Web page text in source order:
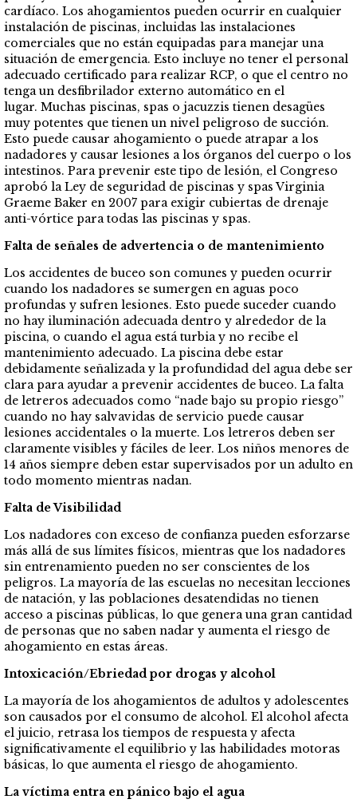
cardíaco. Los ahogamientos pueden ocurrir en cualquier
instalación de piscinas, incluidas las instalaciones
comerciales que no están equipadas para manejar una
situación de emergencia. Esto incluye no tener el personal
adecuado certificado para realizar RCP, o que el centro no
tenga un desfibrilador externo automático en el
lugar. Muchas piscinas, spas o jacuzzis tienen desagües
muy potentes que tienen un nivel peligroso de succión.
Esto puede causar ahogamiento o puede atrapar a los
nadadores y causar lesiones a los órganos del cuerpo o los
intestinos. Para prevenir este tipo de lesión, el Congreso
aprobó la Ley de seguridad de piscinas y spas Virginia
Graeme Baker en 2007 para exigir cubiertas de drenaje
anti-vórtice para todas las piscinas y spas.
Falta de señales de advertencia o de mantenimiento
Los accidentes de buceo son comunes y pueden ocurrir
cuando los nadadores se sumergen en aguas poco
profundas y sufren lesiones. Esto puede suceder cuando
no hay iluminación adecuada dentro y alrededor de la
piscina, o cuando el agua está turbia y no recibe el
mantenimiento adecuado. La piscina debe estar
debidamente señalizada y la profundidad del agua debe ser
clara para ayudar a prevenir accidentes de buceo. La falta
de letreros adecuados como “nade bajo su propio riesgo”
cuando no hay salvavidas de servicio puede causar
lesiones accidentales o la muerte. Los letreros deben ser
claramente visibles y fáciles de leer. Los niños menores de
14 años siempre deben estar supervisados por un adulto en
todo momento mientras nadan.
Falta de Visibilidad
Los nadadores con exceso de confianza pueden esforzarse
más allá de sus límites físicos, mientras que los nadadores
sin entrenamiento pueden no ser conscientes de los
peligros. La mayoría de las escuelas no necesitan lecciones
de natación, y las poblaciones desatendidas no tienen
acceso a piscinas públicas, lo que genera una gran cantidad
de personas que no saben nadar y aumenta el riesgo de
ahogamiento en estas áreas.
Intoxicación/Ebriedad por drogas y alcohol
La mayoría de los ahogamientos de adultos y adolescentes
son causados por el consumo de alcohol. El alcohol afecta
el juicio, retrasa los tiempos de respuesta y afecta
significativamente el equilibrio y las habilidades motoras
básicas, lo que aumenta el riesgo de ahogamiento.
La víctima entra en pánico bajo el agua